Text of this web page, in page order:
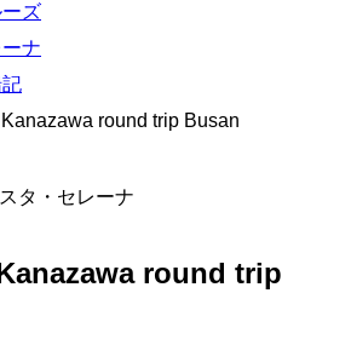
ズ
ナ
round trip Busan
タ・セレーナ
round trip